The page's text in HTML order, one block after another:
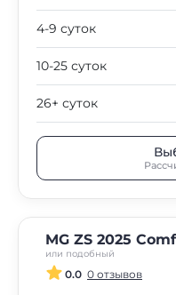
4-9 суток
10-25 суток
26+ суток
MG ZS 2025
или подобный
0.0 0 отзывов